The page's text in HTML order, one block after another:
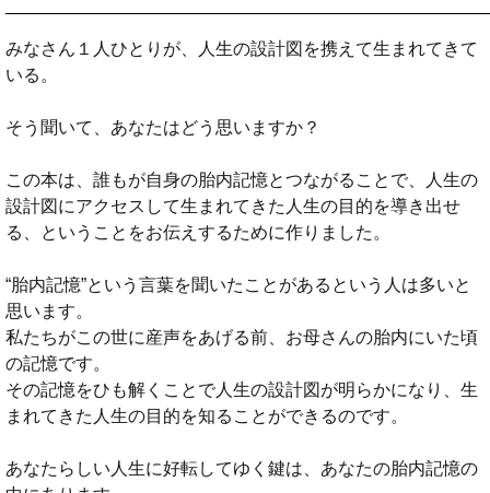
みなさん１人ひとりが、人生の設計図を携えて生まれてきて
いる。
そう聞いて、あなたはどう思いますか？
この本は、誰もが自身の胎内記憶とつながることで、人生の
設計図にアクセスして生まれてきた人生の目的を導き出せ
る、ということをお伝えするために作りました。
“胎内記憶”という言葉を聞いたことがあるという人は多いと
思います。
私たちがこの世に産声をあげる前、お母さんの胎内にいた頃
の記憶です。
その記憶をひも解くことで人生の設計図が明らかになり、生
まれてきた人生の目的を知ることができるのです。
あなたらしい人生に好転してゆく鍵は、あなたの胎内記憶の